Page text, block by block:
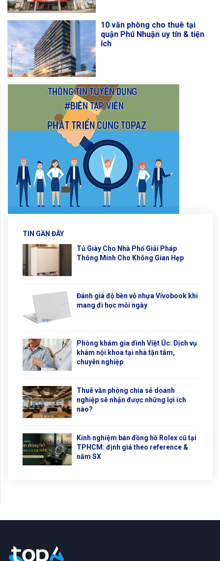
10 văn phòng cho thuê tại
quận Phú Nhuận uy tín & tiện
ích
TIN GẦN ĐÂY
Tủ Giày Cho Nhà Phố Giải Pháp
Thông Minh Cho Không Gian Hẹp
Đánh giá độ bền vỏ nhựa Vivobook khi
mang đi học mỗi ngày
Phòng khám gia đình Việt Úc: Dịch vụ
khám nội khoa tại nhà tận tâm,
chuyên nghiệp
Thuê văn phòng chia sẻ doanh
nghiệp sẽ nhận được những lợi ích
nào?
Kinh nghiệm bán đồng hồ Rolex cũ tại
TPHCM: định giá theo reference &
năm SX